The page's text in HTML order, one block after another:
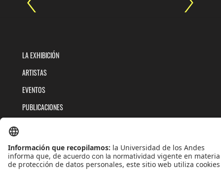
LA EXHIBICIÓN
ARTISTAS
EVENTOS
PUBLICACIONES
TÉRMINOS Y CONDICIONES